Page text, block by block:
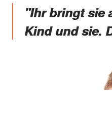
"Ihr bringt sie
Kind und sie.